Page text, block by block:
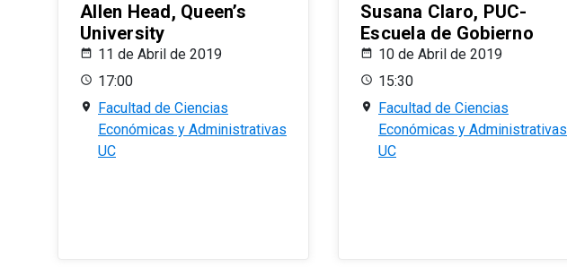
Allen Head, Queen’s
University
11 de Abril de 2019
17:00
Facultad de Ciencias
Económicas y Administrativas
UC
Susana Claro, PUC-
Escuela de Gobierno
10 de Abril de 2019
15:30
Facultad de Ciencias
Económicas y Administrativas
UC